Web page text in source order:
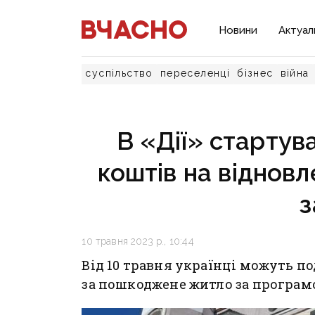
Новини
суспільство переселенці бізнес війна
В «Дії»
коштів на
10 травня 2023 р., 10:44
Від 10 травня українці можуть
за пошкоджене житло за